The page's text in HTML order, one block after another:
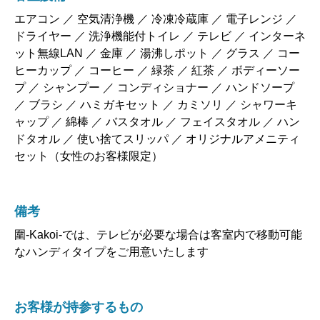
エアコン ／ 空気清浄機 ／ 冷凍冷蔵庫 ／ 電子レンジ ／
ドライヤー ／ 洗浄機能付トイレ ／ テレビ ／ インターネ
ット無線LAN ／ 金庫 ／ 湯沸しポット ／ グラス ／ コー
ヒーカップ ／ コーヒー ／ 緑茶 ／ 紅茶 ／ ボディーソー
プ ／ シャンプー ／ コンディショナー ／ ハンドソープ
／ ブラシ ／ ハミガキセット ／ カミソリ ／ シャワーキ
ャップ ／ 綿棒 ／ バスタオル ／ フェイスタオル ／ ハン
ドタオル ／ 使い捨てスリッパ ／ オリジナルアメニティ
セット（女性のお客様限定）
備考
圍-Kakoi-では、テレビが必要な場合は客室内で移動可能
なハンディタイプをご用意いたします
お客様が持参するもの